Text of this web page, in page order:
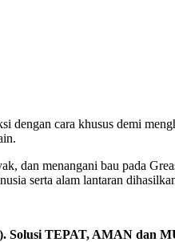
cara khusus demi
dan menangani bau pada
serta alam lantaran
Solusi TEPAT, AMAN dan